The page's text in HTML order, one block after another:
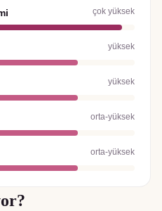
çok yüksek
yüksek
yüksek
orta-yüksek
orta-yüksek